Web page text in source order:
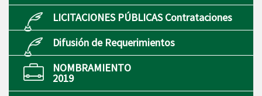
LICITACIONES PÚBLICAS Contrataciones
Difusión de Requerimientos
NOMBRAMIENTO
2019